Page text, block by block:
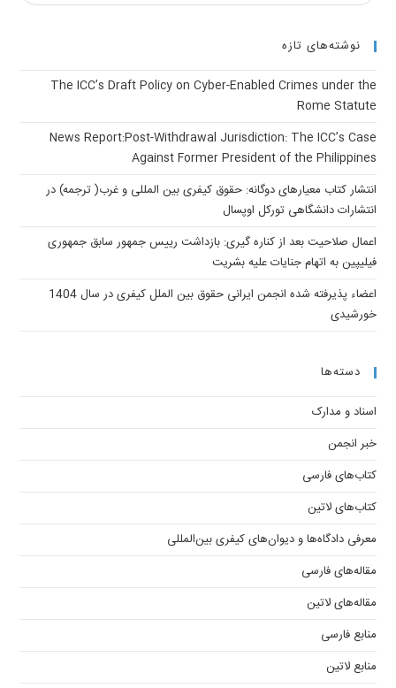
نوشته‌های تازه
The ICC’s Draft Policy on Cyber-Enabled Crimes under the
Rome Statute
News Report:Post-Withdrawal Jurisdiction: The ICC’s Case
Against Former President of the Philippines
انتشار کتاب معیارهای دوگانه: حقوق کیفری بین المللی و غرب( ترجمه) در
انتشارات دانشگاهی تورکل اوپسال
اعمال صلاحیت بعد از کناره گیری: بازداشت رییس جمهور سابق جمهوری
فیلیپین به اتهام جنایات علیه بشریت
اعضاء پذیرفته شده انجمن ایرانی حقوق بین الملل کیفری در سال 1404
خورشیدی
دسته‌ها
اسناد و مدارک
خبر انجمن
کتاب‌های فارسی
کتاب‌های لاتین
معرفی دادگاه‌ها و دیوان‌های کیفری ‌بین‌المللی
مقاله‌های فارسی
مقاله‌های لاتین
منابع فارسی
منابع لاتین